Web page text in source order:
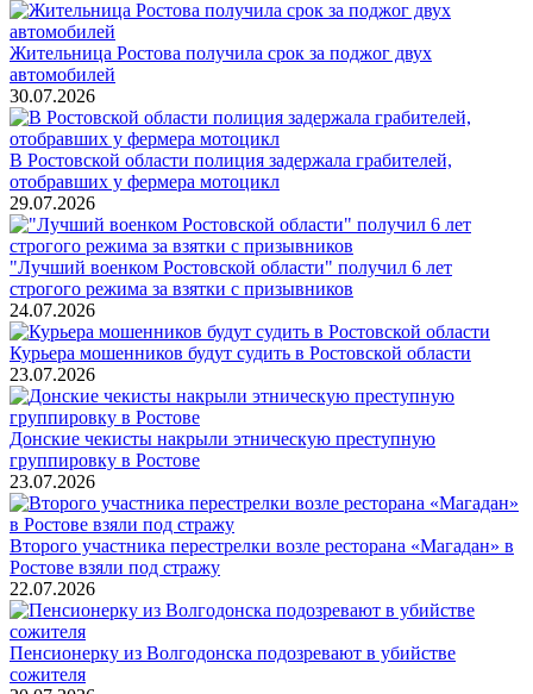
Жительница Ростова получила срок за поджог двух
автомобилей
30.07.2026
В Ростовской области полиция задержала грабителей,
отобравших у фермера мотоцикл
29.07.2026
"Лучший военком Ростовской области" получил 6 лет
строгого режима за взятки с призывников
24.07.2026
Курьера мошенников будут судить в Ростовской области
23.07.2026
Донские чекисты накрыли этническую преступную
группировку в Ростове
23.07.2026
Второго участника перестрелки возле ресторана «Магадан» в
Ростове взяли под стражу
22.07.2026
Пенсионерку из Волгодонска подозревают в убийстве
сожителя